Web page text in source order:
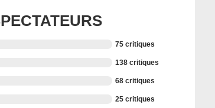
75 critiques
138 critiques
68 critiques
25 critiques